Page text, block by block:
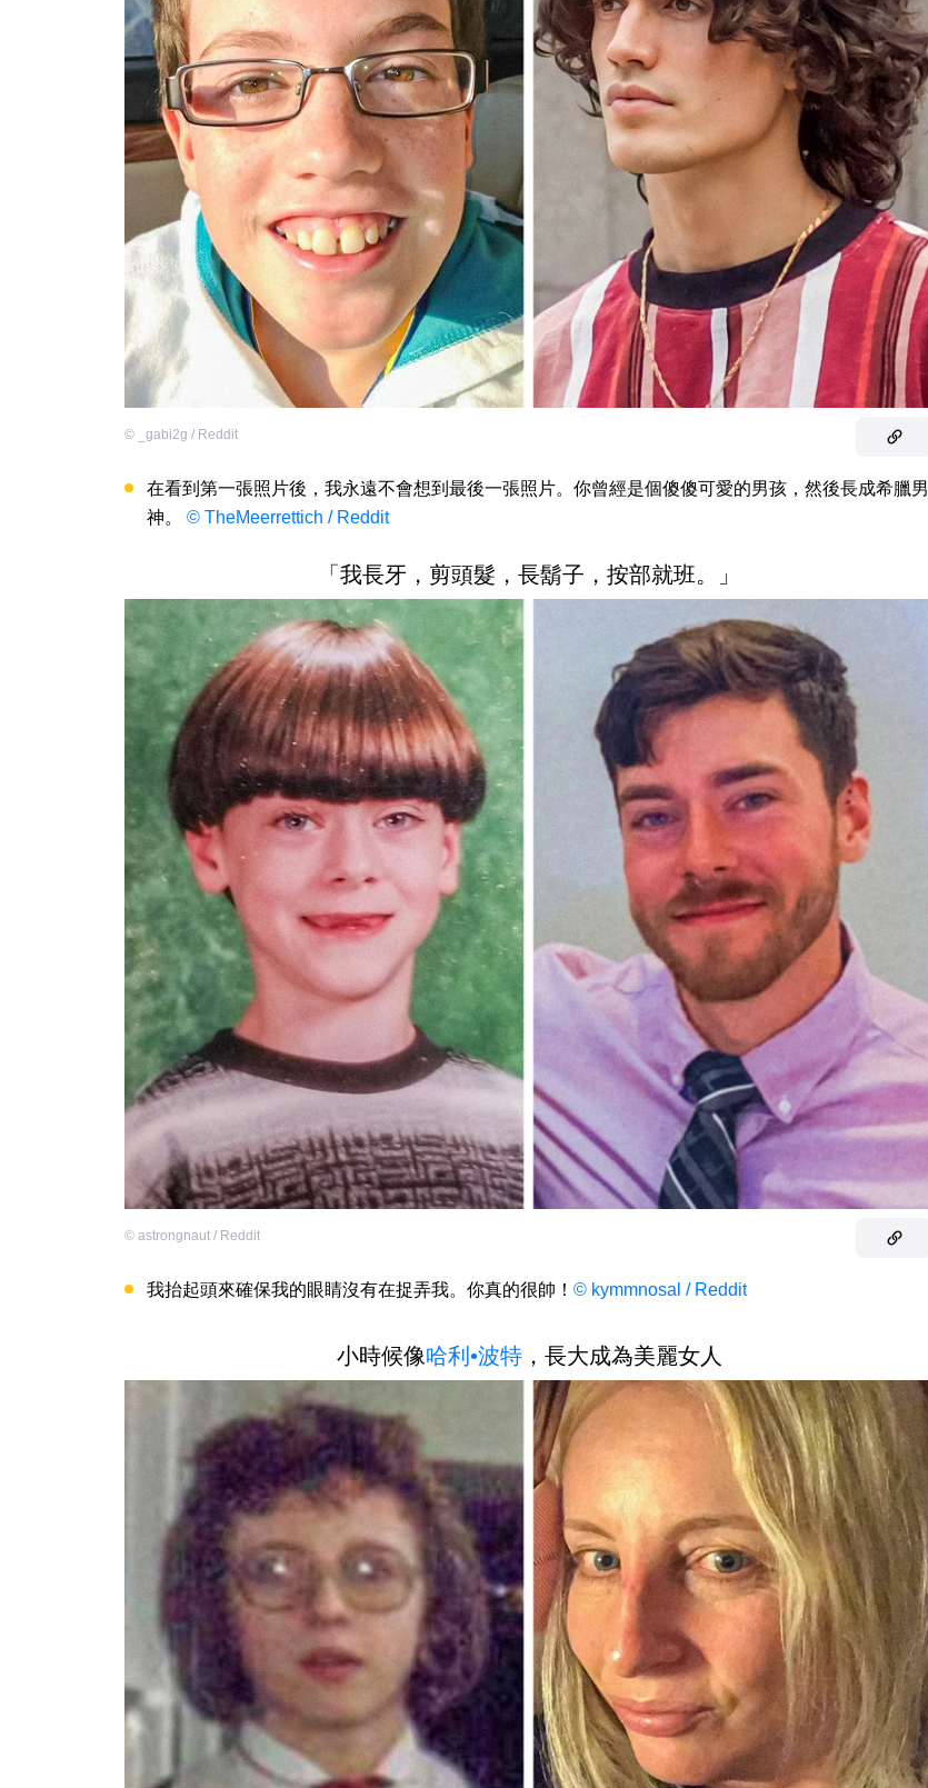
© _gabi2g / Reddit
在看到第一張照片後，我永遠不會想到最後一張照片。你曾經是個傻傻可愛的男孩，然後長成希臘男
神。 © TheMeerrettich / Reddit
「我長牙，剪頭髮，長鬍子，按部就班。」
© astrongnaut / Reddit
我抬起頭來確保我的眼睛沒有在捉弄我。你真的很帥！ © kymmnosal / Reddit
小時候像哈利•波特，長大成為美麗女人